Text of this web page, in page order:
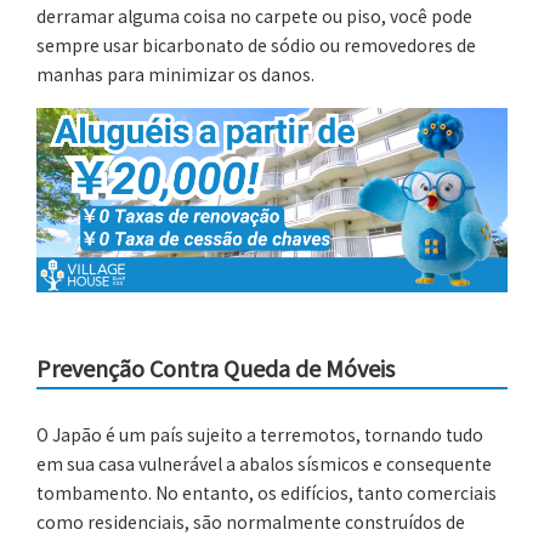
derramar alguma coisa no carpete ou piso, você pode
sempre usar bicarbonato de sódio ou removedores de
manhas para minimizar os danos.
Prevenção Contra Queda de Móveis
O Japão é um país sujeito a terremotos, tornando tudo
em sua casa vulnerável a abalos sísmicos e consequente
tombamento. No entanto, os edifícios, tanto comerciais
como residenciais, são normalmente construídos de